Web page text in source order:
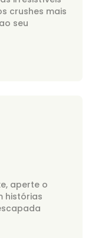
crushes mais
seu
aperte o
histórias